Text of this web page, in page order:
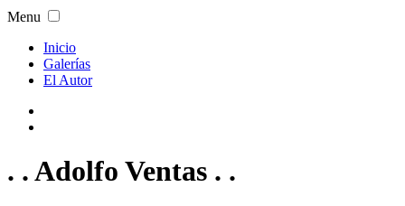
Menu
Inicio
Galerías
El Autor
. . Adolfo Ventas . .